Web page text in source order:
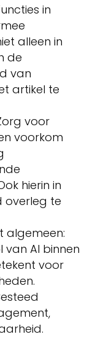
in
alleen in
de
van
artikel te
voor
voorkom
hierin in
overleg te
algemeen:
van AI binnen
voor